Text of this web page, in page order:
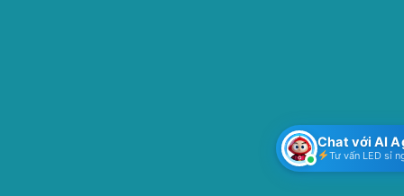
Chat với AI
Tư vấn LED sỉ